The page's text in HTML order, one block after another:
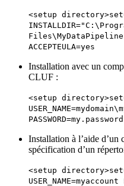
<setup
ACCEPTEULA=yes
Installation avec un
CLUF :
<setup
Installation à l’aide d’un
spécification d’un
<setup
USER_NAME=myaccount